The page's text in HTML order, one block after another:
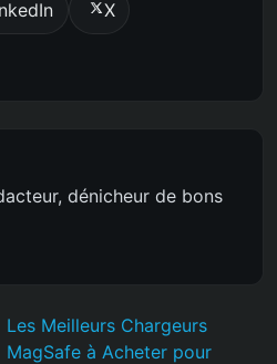
X
dénicheur de bons
Les Meilleurs Chargeurs
MagSafe à Acheter pour